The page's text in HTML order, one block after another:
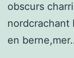
obscurs
nordcrachant
en